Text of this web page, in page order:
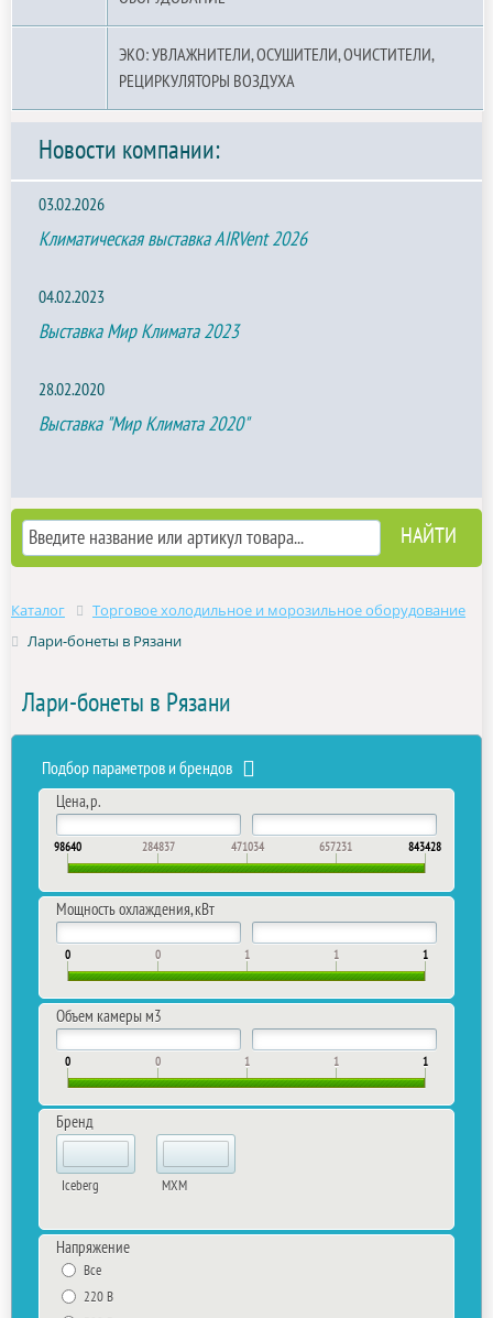
ЭКО: УВЛАЖНИТЕЛИ, ОСУШИТЕЛИ, ОЧИСТИТЕЛИ,
РЕЦИРКУЛЯТОРЫ ВОЗДУХА
Новости компании:
03.02.2026
Климатическая выставка AIRVent 2026
04.02.2023
Выставка Мир Климата 2023
28.02.2020
Выставка "Мир Климата 2020"
Каталог
Торговое холодильное и морозильное оборудование
Лари-бонеты в Рязани
Лари-бонеты в Рязани
Подбор параметров и брендов
Цена, р.
98640 284837 471034 657231 843428
Мощность охлаждения, кВт
0 0 1 1 1
Объем камеры м​3
0 0 1 1 1
Бренд
Iceberg MXM
Напряжение
Все
220 В